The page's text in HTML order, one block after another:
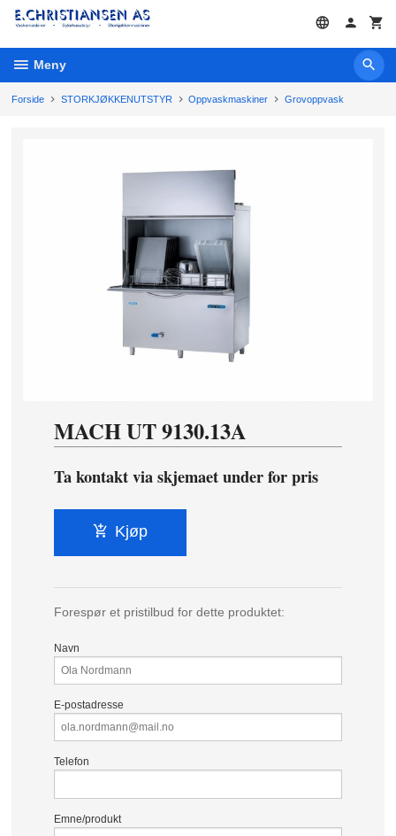
Gå
innholdet
Meny
Forside STORKJØKKENUTSTYR Oppvaskmaskiner Grovoppvask
MACH UT 9130.13A
Ta kontakt via skjemaet under for pris
Kjøp
Forespør et pristilbud for dette produktet:
Navn
E-postadresse
Telefon
Emne/produkt